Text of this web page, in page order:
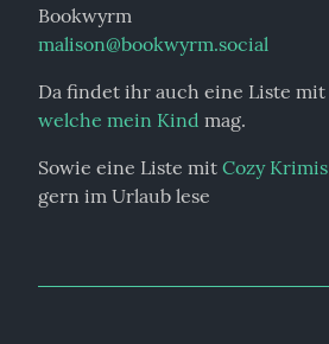
malison@bookwyrm.social
Da findet ihr auch eine Liste mit
welche mein Kind mag.
Sowie eine Liste mit Cozy Krimis
gern im Urlaub lese